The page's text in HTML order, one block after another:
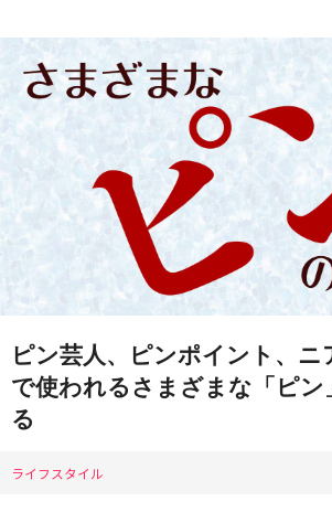
ピン芸人、ピンポイント、
で使われるさまざまな「ピン
る
ライフスタイル